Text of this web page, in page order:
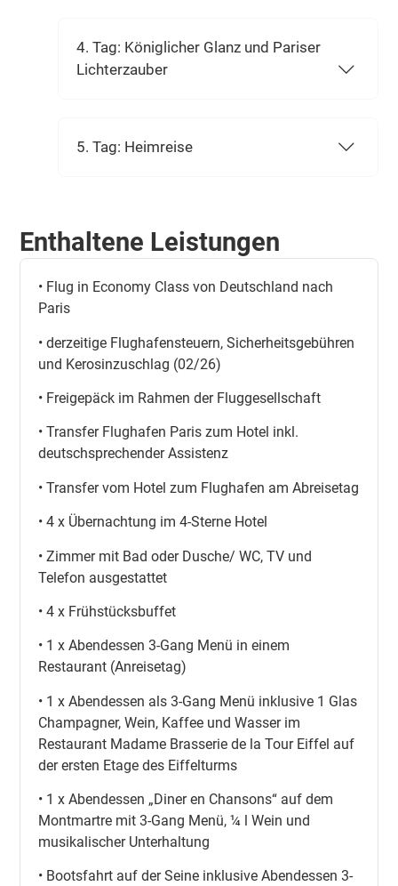
4. Tag: Königlicher Glanz und Pariser
Lichterzauber
5. Tag: Heimreise
Enthaltene Leistungen
• Flug in Economy Class von Deutschland nach
Paris
• derzeitige Flughafensteuern, Sicherheitsgebühren
und Kerosinzuschlag (02/26)
• Freigepäck im Rahmen der Fluggesellschaft
• Transfer Flughafen Paris zum Hotel inkl.
deutschsprechender Assistenz
• Transfer vom Hotel zum Flughafen am Abreisetag
• 4 x Übernachtung im 4-Sterne Hotel
• Zimmer mit Bad oder Dusche/ WC, TV und
Telefon ausgestattet
• 4 x Frühstücksbuffet
• 1 x Abendessen 3-Gang Menü in einem
Restaurant (Anreisetag)
• 1 x Abendessen als 3-Gang Menü inklusive 1 Glas
Champagner, Wein, Kaffee und Wasser im
Restaurant Madame Brasserie de la Tour Eiffel auf
der ersten Etage des Eiffelturms
• 1 x Abendessen „Diner en Chansons“ auf dem
Montmartre mit 3-Gang Menü, ¼ l Wein und
musikalischer Unterhaltung
• Bootsfahrt auf der Seine inklusive Abendessen 3-